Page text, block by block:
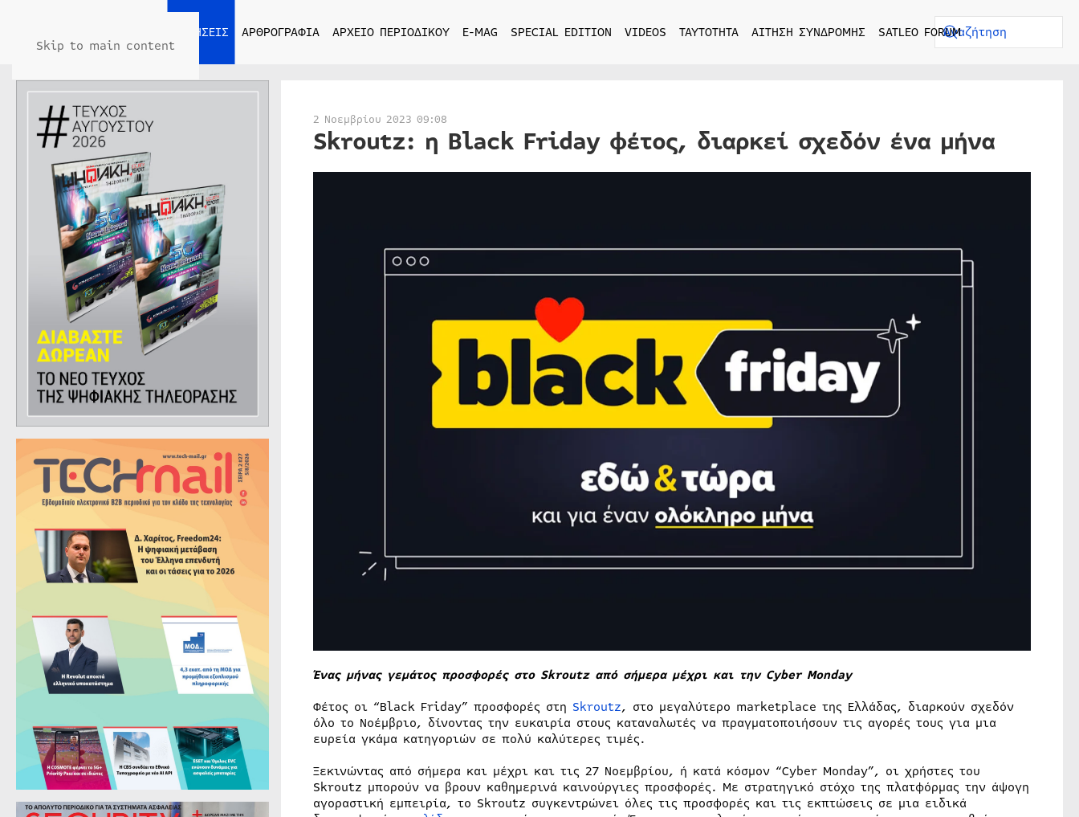
Skip to main content
ΕΙΔΗΣΕΙΣ ΑΡΘΡΟΓΡΑΦΙΑ ΑΡΧΕΙΟ ΠΕΡΙΟΔΙΚΟΥ E-MAG SPECIAL EDITION VIDEOS ΤΑΥΤΟΤΗΤΑ ΑΙΤΗΣΗ ΣΥΝΔΡΟΜΗΣ SATLEO FORUM
2 Νοεμβρίου 2023 09:08
Skroutz: η Black Friday φέτος, διαρκεί σχεδόν ένα μήνα
Ένας μήνας γεμάτος προσφορές στο Skroutz από σήμερα μέχρι και την Cyber Monday
Φέτος οι “Black Friday” προσφορές στη Skroutz, στο μεγαλύτερο marketplace της Ελλάδας, διαρκούν σχεδόν
όλο το Νοέμβριο, δίνοντας την ευκαιρία στους καταναλωτές να πραγματοποιήσουν τις αγορές τους για μια
ευρεία γκάμα κατηγοριών σε πολύ καλύτερες τιμές.
Ξεκινώντας από σήμερα και μέχρι και τις 27 Νοεμβρίου, ή κατά κόσμον “Cyber Monday”, οι χρήστες του
Skroutz μπορούν να βρουν καθημερινά καινούργιες προσφορές. Με στρατηγικό στόχο της πλατφόρμας την άψογη
αγοραστική εμπειρία, το Skroutz συγκεντρώνει όλες τις προσφορές και τις εκπτώσεις σε μια ειδικά